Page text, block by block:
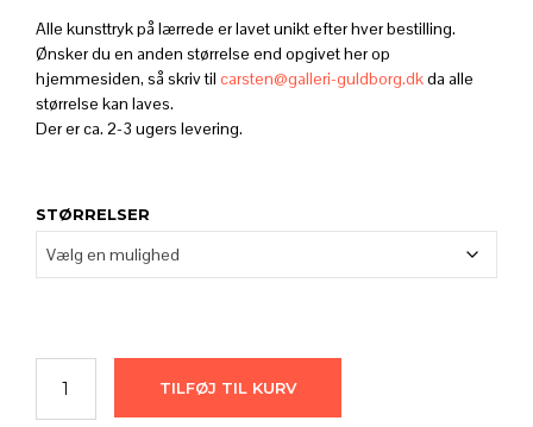
Alle kunsttryk på lærrede er lavet unikt efter hver bestilling.
Ønsker du en anden størrelse end opgivet her op
hjemmesiden, så skriv til carsten@galleri-guldborg.dkda alle
størrelse kan laves.
Der er ca. 2-3 ugers levering.
STØRRELSER
TILFØJ TIL KURV